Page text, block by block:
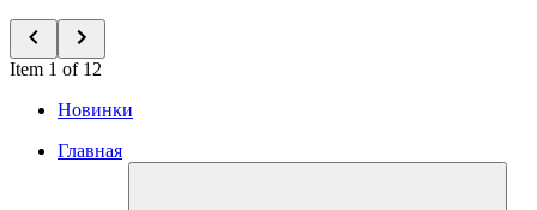
Item 1 of 12
Новинки
Главная